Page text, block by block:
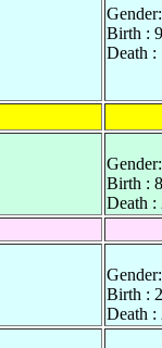
Birth :
Death
Birth :
Death :
Birth :
Death :